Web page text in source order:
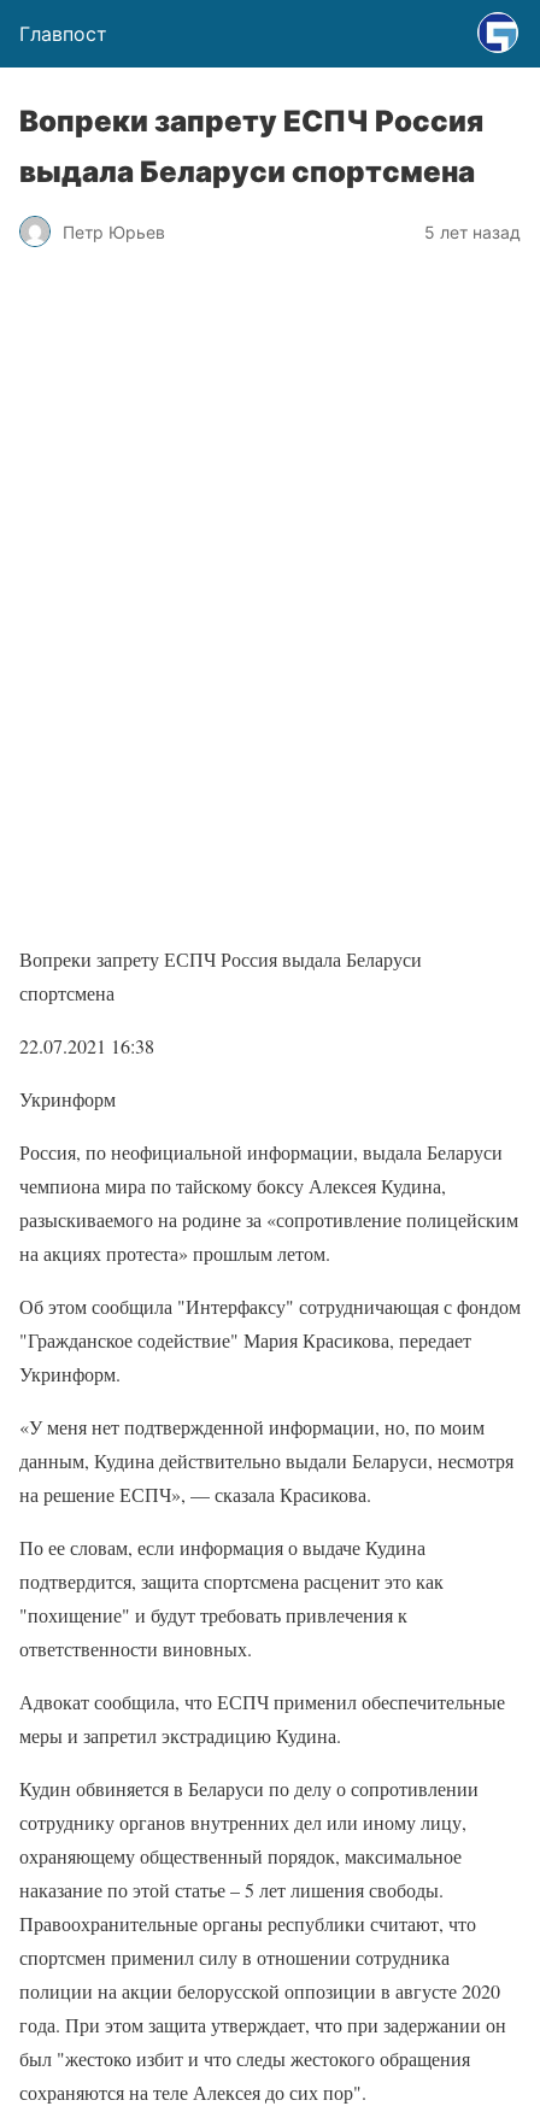
Главпост
Вопреки запрету ЕСПЧ Россия
выдала Беларуси спортсмена
Петр Юрьев 5 лет назад
Вопреки запрету ЕСПЧ Россия выдала Беларуси
спортсмена
22.07.2021 16:38
Укринформ
Россия, по неофициальной информации, выдала Беларуси
чемпиона мира по тайскому боксу Алексея Кудина,
разыскиваемого на родине за «сопротивление полицейским
на акциях протеста» прошлым летом.
Об этом сообщила "Интерфаксу" сотрудничающая с фондом
"Гражданское содействие" Мария Красикова, передает
Укринформ.
«У меня нет подтвержденной информации, но, по моим
данным, Кудина действительно выдали Беларуси, несмотря
на решение ЕСПЧ», — сказала Красикова.
По ее словам, если информация о выдаче Кудина
подтвердится, защита спортсмена расценит это как
"похищение" и будут требовать привлечения к
ответственности виновных.
Адвокат сообщила, что ЕСПЧ применил обеспечительные
меры и запретил экстрадицию Кудина.
Кудин обвиняется в Беларуси по делу о сопротивлении
сотруднику органов внутренних дел или иному лицу,
охраняющему общественный порядок, максимальное
наказание по этой статье – 5 лет лишения свободы.
Правоохранительные органы республики считают, что
спортсмен применил силу в отношении сотрудника
полиции на акции белорусской оппозиции в августе 2020
года. При этом защита утверждает, что при задержании он
был "жестоко избит и что следы жестокого обращения
сохраняются на теле Алексея до сих пор".